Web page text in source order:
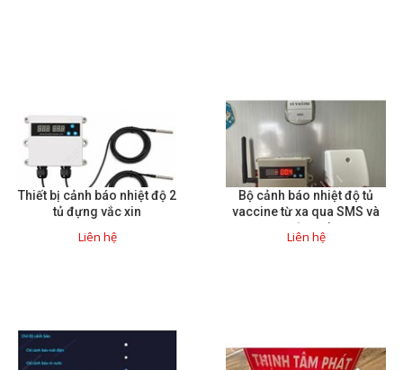
Thiết bị cảnh báo nhiệt độ 2
tủ đựng vắc xin
Liên hệ
Bộ cảnh báo nhiệt độ tủ
vaccine từ xa qua SMS và
cuộc gọi
Liên hệ